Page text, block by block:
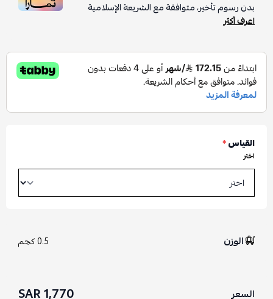
بدون رسوم تأخير، متوافقة مع الشريعة الإسلامية
اعرف أكثر
القياس*
اختر
الوزن 0.5 كجم
السعر 1,770 SAR